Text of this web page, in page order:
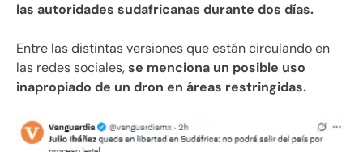
las autoridades sudafricanas durante dos días.
Entre las distintas versiones que están circulando en
las redes sociales,se menciona un posible uso
inapropiado de un dron en áreas restringidas.